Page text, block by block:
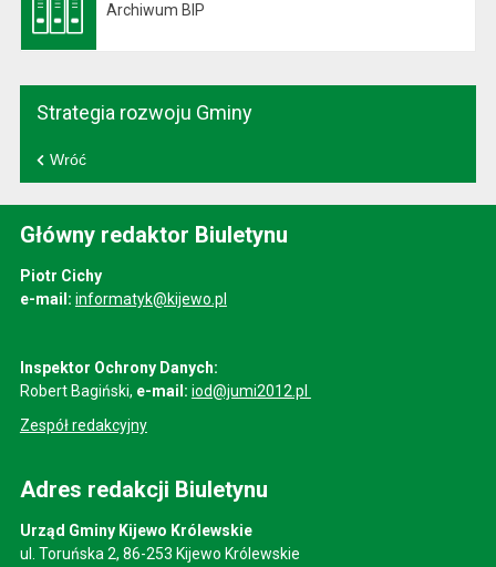
Archiwum BIP
Strategia rozwoju Gminy
Wróć
Główny redaktor Biuletynu
Piotr Cichy
e-mail: informatyk@kijewo.pl
Inspektor Ochrony Danych:
Robert Bagiński, e-mail: iod@jumi2012.pl
Zespół redakcyjny
Adres redakcji Biuletynu
Urząd Gminy Kijewo Królewskie
ul. Toruńska 2, 86-253 Kijewo Królewskie